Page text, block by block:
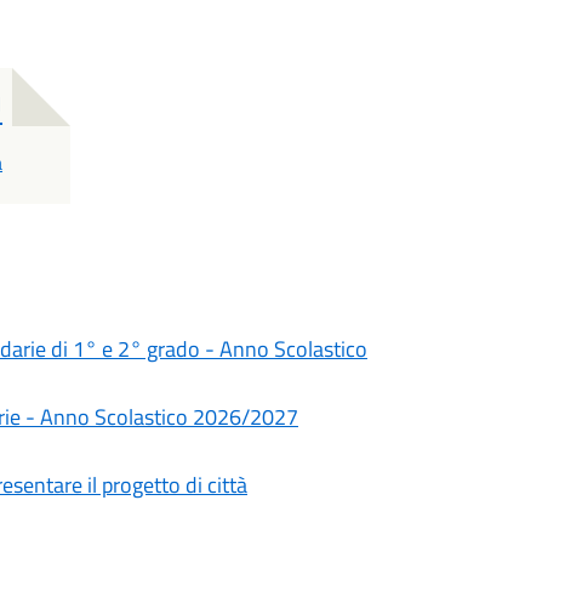
di 1° e 2° grado - Anno Scolastico
- Anno Scolastico 2026/2027
il progetto di città